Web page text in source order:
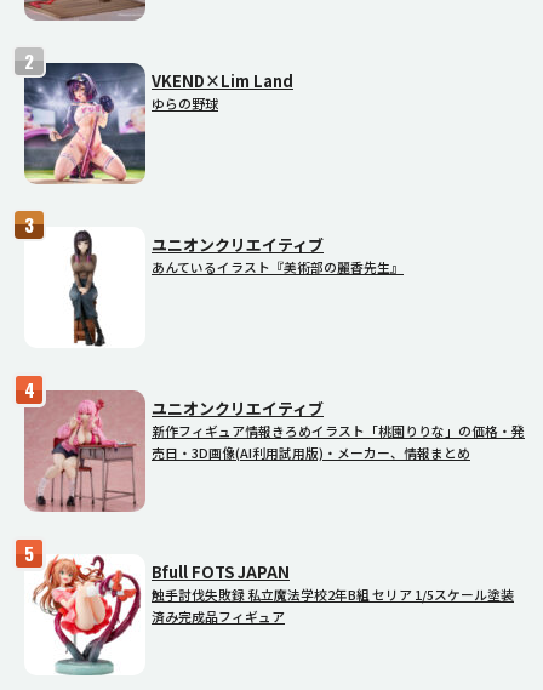
VKEND×Lim Land
ゆらの野球
ユニオンクリエイティブ
あんているイラスト『美術部の麗香先生』
ユニオンクリエイティブ
新作フィギュア情報きろめイラスト「桃園りりな」の価格・発
売日・3D画像(AI利用試用版)・メーカー、情報まとめ
Bfull FOTS JAPAN
触手討伐失敗録 私立魔法学校2年B組 セリア 1/5スケール塗装
済み完成品フィギュア